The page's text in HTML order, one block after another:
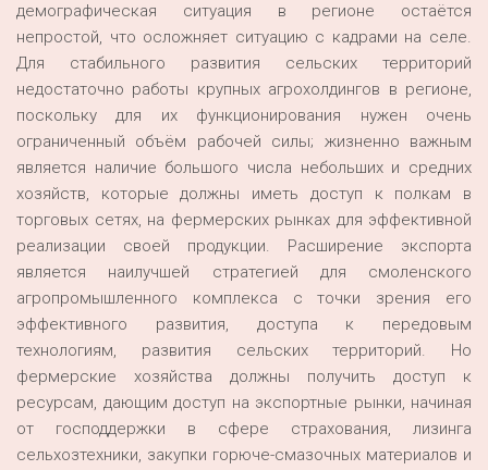
демографическая ситуация в регионе остаётся
непростой, что осложняет ситуацию с кадрами на селе.
Для стабильного развития сельских территорий
недостаточно работы крупных агрохолдингов в регионе,
поскольку для их функционирования нужен очень
ограниченный объём рабочей силы; жизненно важным
является наличие большого числа небольших и средних
хозяйств, которые должны иметь доступ к полкам в
торговых сетях, на фермерских рынках для эффективной
реализации своей продукции. Расширение экспорта
является наилучшей стратегией для смоленского
агропромышленного комплекса с точки зрения его
эффективного развития, доступа к передовым
технологиям, развития сельских территорий. Но
фермерские хозяйства должны получить доступ к
ресурсам, дающим доступ на экспортные рынки, начиная
от господдержки в сфере страхования, лизинга
сельхозтехники, закупки горюче-смазочных материалов и